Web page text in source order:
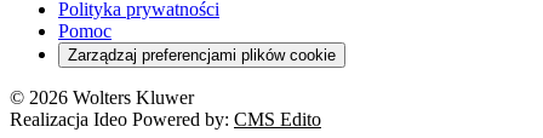
Polityka prywatności
Pomoc
Zarządzaj preferencjami plików cookie
© 2026 Wolters Kluwer
Realizacja Ideo Powered by: CMS Edito